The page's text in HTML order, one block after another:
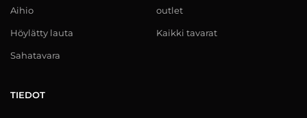
Aihio
Höylätty lauta
Sahatavara
outlet
Kaikki tavarat
TIEDOT